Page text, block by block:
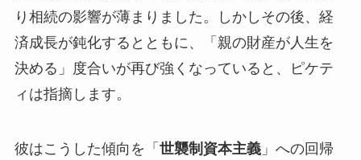
り相続の影響が薄まりました。しかしその後、経
済成長が鈍化するとともに、「親の財産が人生を
決める」度合いが再び強くなっていると、ピケテ
ィは指摘します。
彼はこうした傾向を「 世襲制資本主義」への回帰